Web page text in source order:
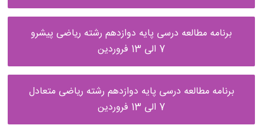
برنامه مطالعه درسی پایه دوازدهم رشته ریاضی پیشرو
7 الی 13 فروردین
برنامه مطالعه درسی پایه دوازدهم رشته ریاضی متعادل
7 الی 13 فروردین